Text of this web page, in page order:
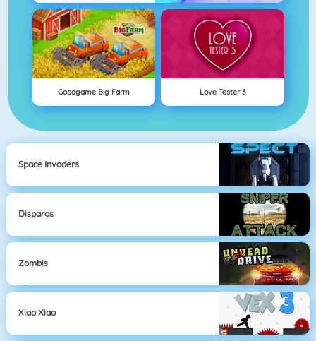
Goodgame Big Farm Love Tester 3
Space Invaders
Disparos
Zombis
Xiao Xiao